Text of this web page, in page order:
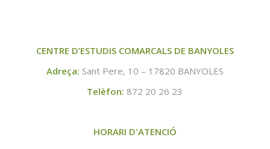
CENTRE D’ESTUDIS COMARCALS DE BANYOLES
Adreça: Sant Pere, 10 – 17820 BANYOLES
Telèfon: 872 20 26 23
HORARI D'ATENCIÓ